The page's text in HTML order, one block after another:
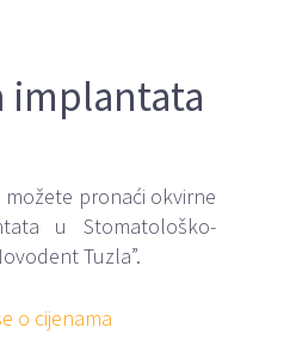
implantata
možete pronaći okvirne
u Stomatološko-
Tuzla”.
o cijenama